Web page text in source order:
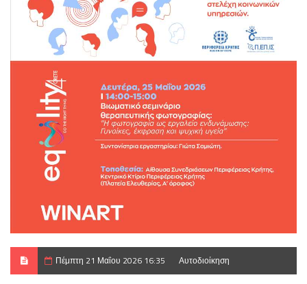
Πέμπτη 21 Μαΐου 2026 16:35 Αυτοδιοίκηση